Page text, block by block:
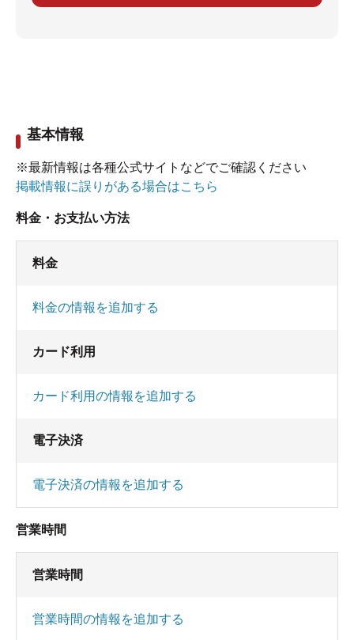
基本情報
※最新情報は各種公式サイトなどでご確認ください
掲載情報に誤りがある場合はこちら
料金・お支払い方法
料金
料金の情報を追加する
カード利用
カード利用の情報を追加する
電子決済
電子決済の情報を追加する
営業時間
営業時間
営業時間の情報を追加する